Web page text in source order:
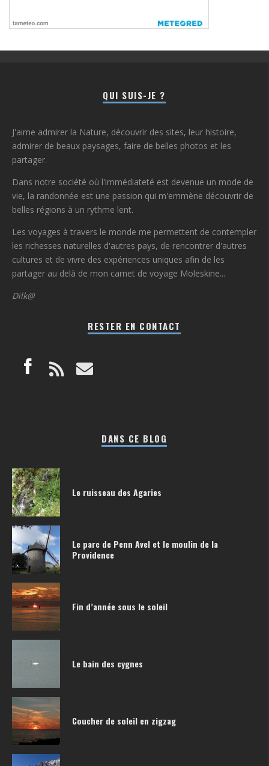
QUI SUIS-JE ?
J'aime admirer la Nature, découvrir des sites, leur histoire,
admirer de beaux paysages, faire de belles photos et les
partager.
Dans notre société où l'immédiateté est devenue un mode de
vie, la randonnée est une passion qui m'emmène découvrir de
belles régions à un rythme lent.
Les voyages à travers le monde me permettent de contempler
les richesses naturelles d'autres pays, de rencontrer d'autres
cultures et de vivre des expériences uniques afin de les
partager au delà de mon carnet de voyage Moleskine...
Dilk@
RESTER EN CONTACT
DANS CE BLOG
Le ruisseau des Agaries
Le parc de Penn Avel et le moulin de la
Providence
Fin d’année sous le soleil
Le bain des cygnes
Coucher de soleil en zigzag